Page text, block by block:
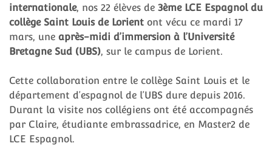
internationale, nos 22 élèves de 3ème LCE Espagnol du
collège Saint Louis de Lorient ont vécu ce mardi 17
mars, une après-midi d’immersion à l’Université
Bretagne Sud (UBS), sur le campus de Lorient.
Cette collaboration entre le collège Saint Louis et le
département d’espagnol de l’UBS dure depuis 2016.
Durant la visite nos collégiens ont été accompagnés
par Claire, étudiante embrassadrice, en Master2 de
LCE Espagnol.